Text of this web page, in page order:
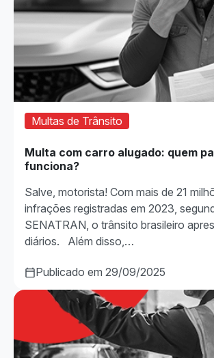
Multas de Trânsito
Multa com carro alugado: quem
funciona?
Salve, motorista! Com mais de 21
infrações registradas em 2023,
SENATRAN, o trânsito brasileiro
diários. Além disso,…
Publicado em 29/09/2025